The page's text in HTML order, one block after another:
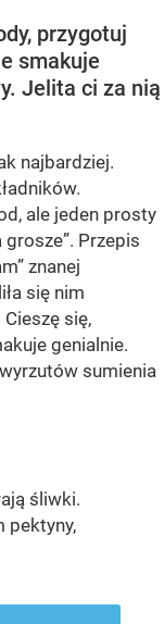
przygotuj
smakuje
Jelita ci za nią
najbardziej.
ale jeden prosty
Przepis
znanej
się nim
się,
genialnie.
sumienia
śliwki.
pektyny,